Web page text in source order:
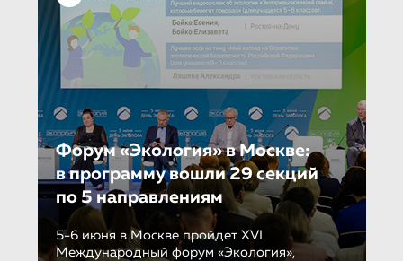
Форум «Экология» в Москве:
в программу вошли 29 секций
по 5 направле­ни­ям
5-6 июня в Москве пройдет XVI
Международный форум «Экология»,